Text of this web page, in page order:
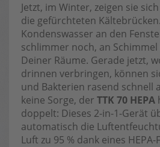
Jetzt, im Winter, zeigen sie
die gefürchteten
Kondenswasser an den
schlimmer noch, an
Deiner Räume. Gerade jetzt,
drinnen verbringen, können
und Bakterien rasend schnell
keine Sorge, der TTK 70 HEPA
doppelt: Dieses 2-in-1-Gerät
automatisch die
Luft zu 95 % dank eines HEPA-